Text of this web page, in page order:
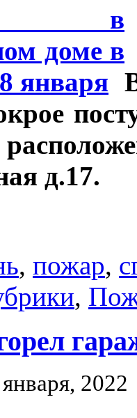
д.17.
, пожар,
,
2022